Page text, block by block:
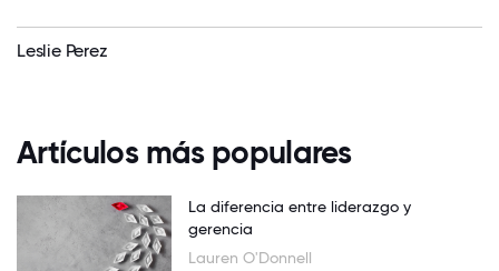
Leslie Perez
Artículos más populares
La diferencia entre liderazgo y
gerencia
Lauren O'Donnell